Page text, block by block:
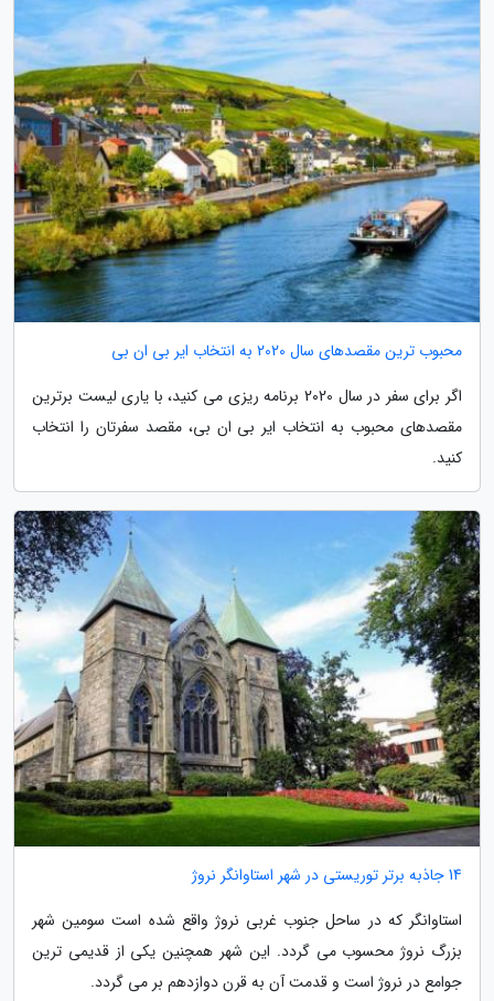
محبوب ترین مقصدهای سال 2020 به انتخاب ایر بی ان بی
اگر برای سفر در سال 2020 برنامه ریزی می کنید، با یاری لیست برترین
مقصدهای محبوب به انتخاب ایر بی ان بی، مقصد سفرتان را انتخاب
کنید.
14 جاذبه برتر توریستی در شهر استاوانگر نروژ
استاوانگر که در ساحل جنوب غربی نروژ واقع شده است سومین شهر
بزرگ نروژ محسوب می گردد. این شهر همچنین یکی از قدیمی ترین
جوامع در نروژ است و قدمت آن به قرن دوازدهم بر می گردد.